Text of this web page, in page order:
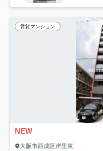
賃貸マンション
NEW
大阪市西成区岸里東